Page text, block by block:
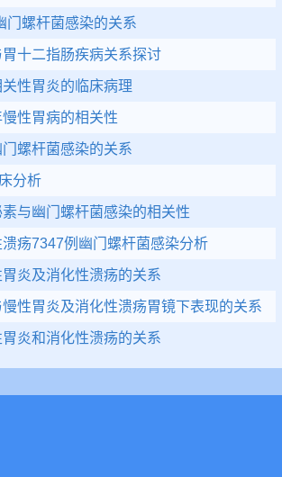
门螺杆菌感染的关系
十二指肠疾病关系探讨
性胃炎的临床病理
性胃病的相关性
螺杆菌感染的关系
分析
与幽门螺杆菌感染的相关性
疡7347例幽门螺杆菌感染分析
炎及消化性溃疡的关系
性胃炎及消化性溃疡胃镜下表现的关系
炎和消化性溃疡的关系